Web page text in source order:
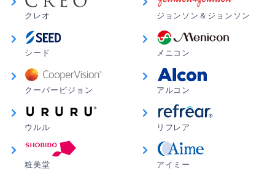
クレオ ジョンソン＆ジョンソン
シード メニコン
クーパービジョン アルコン
ウルル リフレア
粧美堂 アイミー